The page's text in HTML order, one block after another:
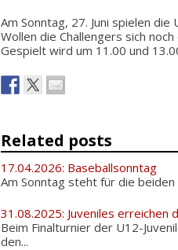
Am Sonntag, 27. Juni spielen
Wollen die Challengers sich
Gespielt wird um 11.00 und
Related posts
17.04.2026: Baseballsonntag
Am Sonntag steht für die
31.08.2025: Juveniles erreichen
Beim Finalturnier der U12-
den...